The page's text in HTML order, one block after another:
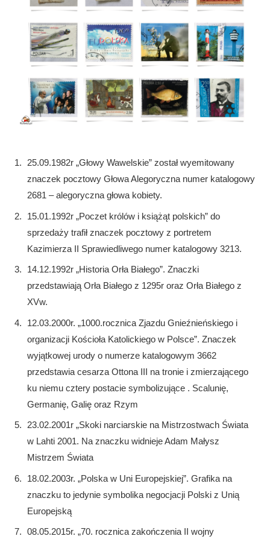
25.09.1982r „Głowy Wawelskie” został wyemitowany
znaczek pocztowy Głowa Alegoryczna numer katalogowy
2681 – alegoryczna głowa kobiety.
15.01.1992r „Poczet królów i książąt polskich” do
sprzedaży trafił znaczek pocztowy z portretem
Kazimierza II Sprawiedliwego numer katalogowy 3213.
14.12.1992r „Historia Orła Białego”. Znaczki
przedstawiają Orła Białego z 1295r oraz Orła Białego z
XVw.
12.03.2000r. „1000.rocznica Zjazdu Gnieźnieńskiego i
organizacji Kościoła Katolickiego w Polsce”. Znaczek
wyjątkowej urody o numerze katalogowym 3662
przedstawia cesarza Ottona III na tronie i zmierzającego
ku niemu cztery postacie symbolizujące . Scalunię,
Germanię, Galię oraz Rzym
23.02.2001r „Skoki narciarskie na Mistrzostwach Świata
w Lahti 2001. Na znaczku widnieje Adam Małysz
Mistrzem Świata
18.02.2003r. „Polska w Uni Europejskiej”. Grafika na
znaczku to jedynie symbolika negocjacji Polski z Unią
Europejską
08.05.2015r. „70. rocznica zakończenia II wojny